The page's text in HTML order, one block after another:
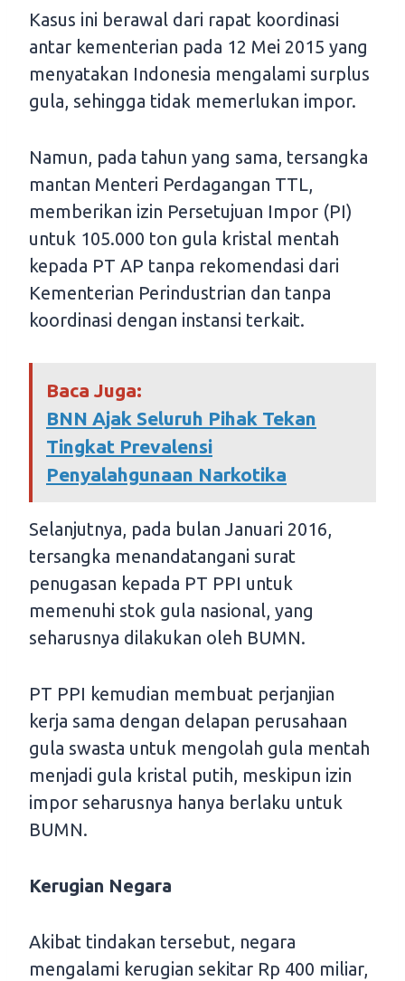
Kasus ini berawal dari rapat koordinasi
antar kementerian pada 12 Mei 2015 yang
menyatakan Indonesia mengalami surplus
gula, sehingga tidak memerlukan impor.
Namun, pada tahun yang sama, tersangka
mantan Menteri Perdagangan TTL,
memberikan izin Persetujuan Impor (PI)
untuk 105.000 ton gula kristal mentah
kepada PT AP tanpa rekomendasi dari
Kementerian Perindustrian dan tanpa
koordinasi dengan instansi terkait.
Baca Juga:
BNN Ajak Seluruh Pihak Tekan
Tingkat Prevalensi
Penyalahgunaan Narkotika
Selanjutnya, pada bulan Januari 2016,
tersangka menandatangani surat
penugasan kepada PT PPI untuk
memenuhi stok gula nasional, yang
seharusnya dilakukan oleh BUMN.
PT PPI kemudian membuat perjanjian
kerja sama dengan delapan perusahaan
gula swasta untuk mengolah gula mentah
menjadi gula kristal putih, meskipun izin
impor seharusnya hanya berlaku untuk
BUMN.
Kerugian Negara
Akibat tindakan tersebut, negara
mengalami kerugian sekitar Rp 400 miliar,